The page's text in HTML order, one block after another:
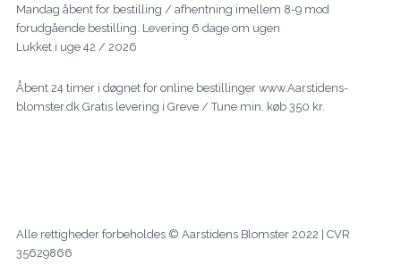
Mandag åbent for bestilling / afhentning imellem 8-9 mod
forudgående bestilling. Levering 6 dage om ugen
Lukket i uge 42 / 2026
Åbent 24 timer i døgnet for online bestillinger www.Aarstidens-
blomster.dk Gratis levering i Greve / Tune min. køb 350 kr.
c s n
Alle rettigheder forbeholdes © Aarstidens Blomster 2022 | CVR
35629866